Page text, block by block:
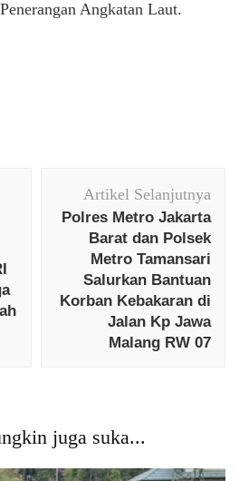
Angkatan Laut.
Artikel Selanjutnya
Polres Metro Jakarta
Barat dan Polsek
Metro Tamansari
Salurkan Bantuan
Korban Kebakaran di
Jalan Kp Jawa
Malang RW 07
juga suka...